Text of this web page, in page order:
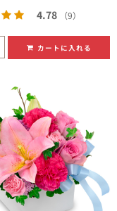
4.78 （9）
カートに入れる